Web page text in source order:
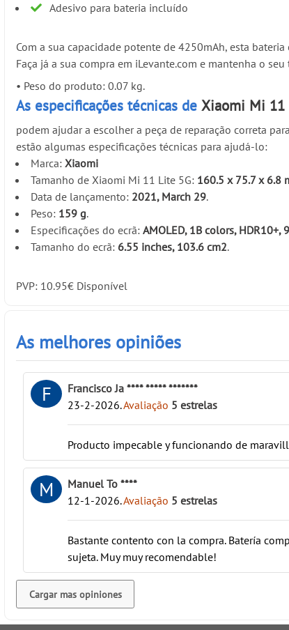
Adesivo para bateria incluído
Com a sua capacidade potente de 4250mAh, esta
Faça já a sua compra em iLevante.com e mantenha o
• Peso do produto: 0.07 kg.
As especificações técnicas deXiaomi Mi 11
podem ajudar a escolher a peça de reparação correta
estão algumas especificações técnicas para ajudá-lo:
Marca:Xiaomi
Tamanho de Xiaomi Mi 11 Lite 5G: 160.5 x 75.7 x 6.8
Data de lançamento: 2021, March 29.
Peso: 159 g.
Especificações do ecrã:AMOLED, 1B colors,
Tamanho do ecrã: 6.55 inches, 103.6 cm2.
PVP: 10.95€ Disponível
As melhores opiniões
F
Francisco Ja **** ***** *******
23-2-2026.Avaliação 5 estrelas
Producto impecable y funcionando de
M
Manuel To ****
12-1-2026.Avaliação 5 estrelas
Bastante contento con la compra. Batería
sujeta. Muy muy recomendable!
Cargar mas opiniones